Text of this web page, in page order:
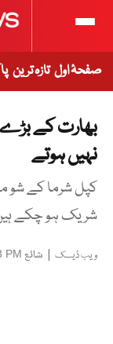
صفحۂ اول تازہ ترین
بھارت کے
نہیں ہوتے
کپل شرما کے شو
شریک ہو چکے
ویب ڈیسک | شائع PM